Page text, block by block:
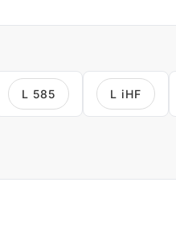
L 585 L iHF